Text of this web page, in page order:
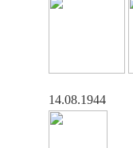
14.08.1944